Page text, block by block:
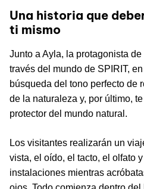
Una historia que
ti mismo
Junto a Ayla, la protagonista
través del mundo de SPIRIT,
búsqueda del tono perfecto de
de la naturaleza y, por último,
protector del mundo natural.
Los visitantes realizarán un
vista, el oído, el tacto, el olfato
instalaciones mientras